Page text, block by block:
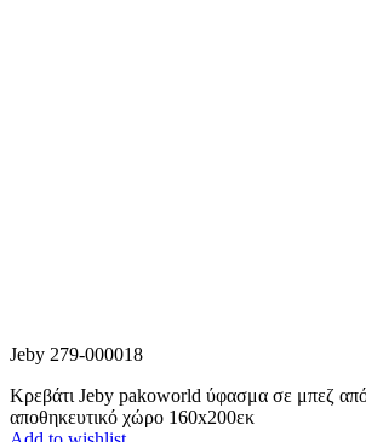
Jeby 279-000018
Κρεβάτι Jeby pakoworld ύφασμα σε μπεζ
αποθηκευτικό χώρο 160x200εκ